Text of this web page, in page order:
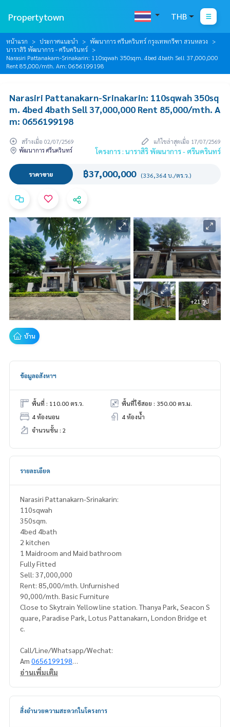
Propertytown THB
หน้าแรก ประกาศแนะนำ
พัฒนาการ ศรีนครินทร์ กรุงเทพกรีฑา สวนหลวง
นาราสิริ พัฒนาการ - ศรีนครินทร์
Narasiri Pattanakarn-Srinakarin: 110sqwah 350sqm. 4bed 4bath Sell 37,000,000
Rent 85,000/mth. Am: 0656199198
Narasiri Pattanakarn-Srinakarin: 110sqwah 350sq
m. 4bed 4bath Sell 37,000,000 Rent 85,000/mth. A
m: 0656199198
สร้างเมื่อ 02/07/2569
แก้ไขล่าสุดเมื่อ 17/07/2569
พัฒนาการ ศรีนครินทร์
โครงการ : นาราสิริ พัฒนาการ - ศรีนครินทร์
ราคาขาย ฿37,000,000 (336,364 บ./ตร.ว.)
+21 รูป
บ้าน
ข้อมูลอสังหาฯ
พื้นที่ : 110.00 ตร.ว.
พื้นที่ใช้สอย : 350.00 ตร.ม.
4 ห้องนอน
4 ห้องน้ำ
จำนวนชั้น : 2
รายละเอียด
Narasiri Pattanakarn-Srinakarin:
110sqwah
350sqm.
4bed 4bath
2 kitchen
1 Maidroom and Maid bathroom
Fully Fitted
Sell: 37,000,000
Rent: 85,000/mth. Unfurnished
90,000/mth. Basic Furniture
Close to Skytrain Yellow line station. Thanya Park, Seacon S
quare, Paradise Park, Lotus Pattanakarn, London Bridge et
c.
Call/Line/Whatsapp/Wechat:
Am 0656199198
https://line.me/ti/p/_MXfrDHcUp
#houseforrentpattanakarn #houseforrentsrinakarin
#houseforsellpattanakarn #houseforrentpattannakarn
อ่านเพิ่มเติม
สิ่งอำนวยความสะดวกในโครงการ